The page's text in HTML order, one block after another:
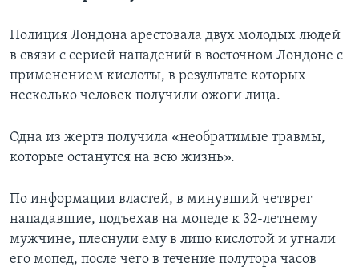
Полиция Лондона арестовала двух молодых людей
в связи с серией нападений в восточном Лондоне с
применением кислоты, в результате которых
несколько человек получили ожоги лица.
Одна из жертв получила «необратимые травмы,
которые останутся на всю жизнь».
По информации властей, в минувший четврег
нападавшие, подъехав на мопеде к 32-летнему
мужчине, плеснули ему в лицо кислотой и угнали
его мопед, после чего в течение полутора часов